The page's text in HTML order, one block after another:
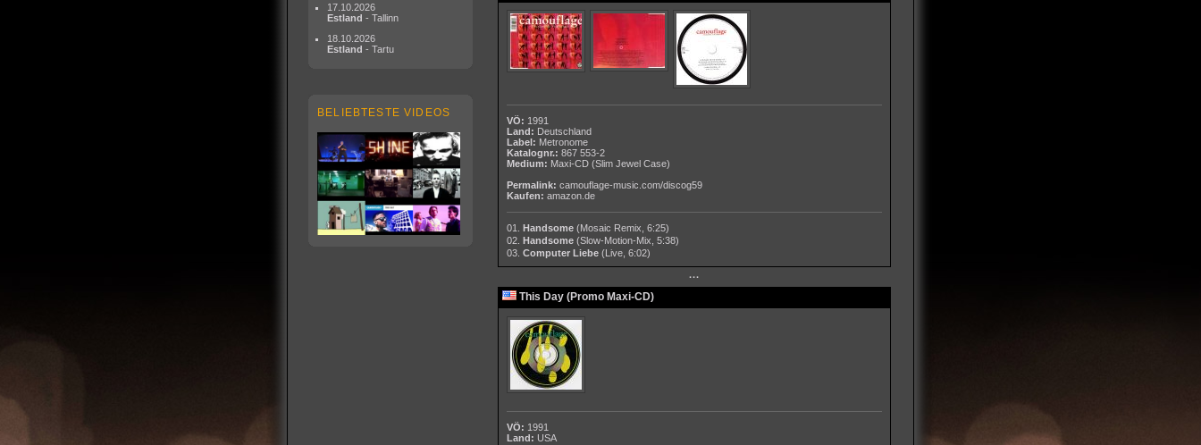
17.10.2026
Estland - Tallinn
18.10.2026
Estland - Tartu
BELIEBTESTE VIDEOS
VÖ: 1991
Land: Deutschland
Label: Metronome
Katalognr.: 867 553-2
Medium: Maxi-CD(Slim Jewel Case)
Permalink: camouflage-music.com/discog59
Kaufen: amazon.de
01. Handsome (Mosaic Remix, 6:25)
02. Handsome (Slow-Motion-Mix, 5:38)
03. Computer Liebe (Live, 6:02)
···
This Day (Promo Maxi-CD)
VÖ: 1991
Land: USA